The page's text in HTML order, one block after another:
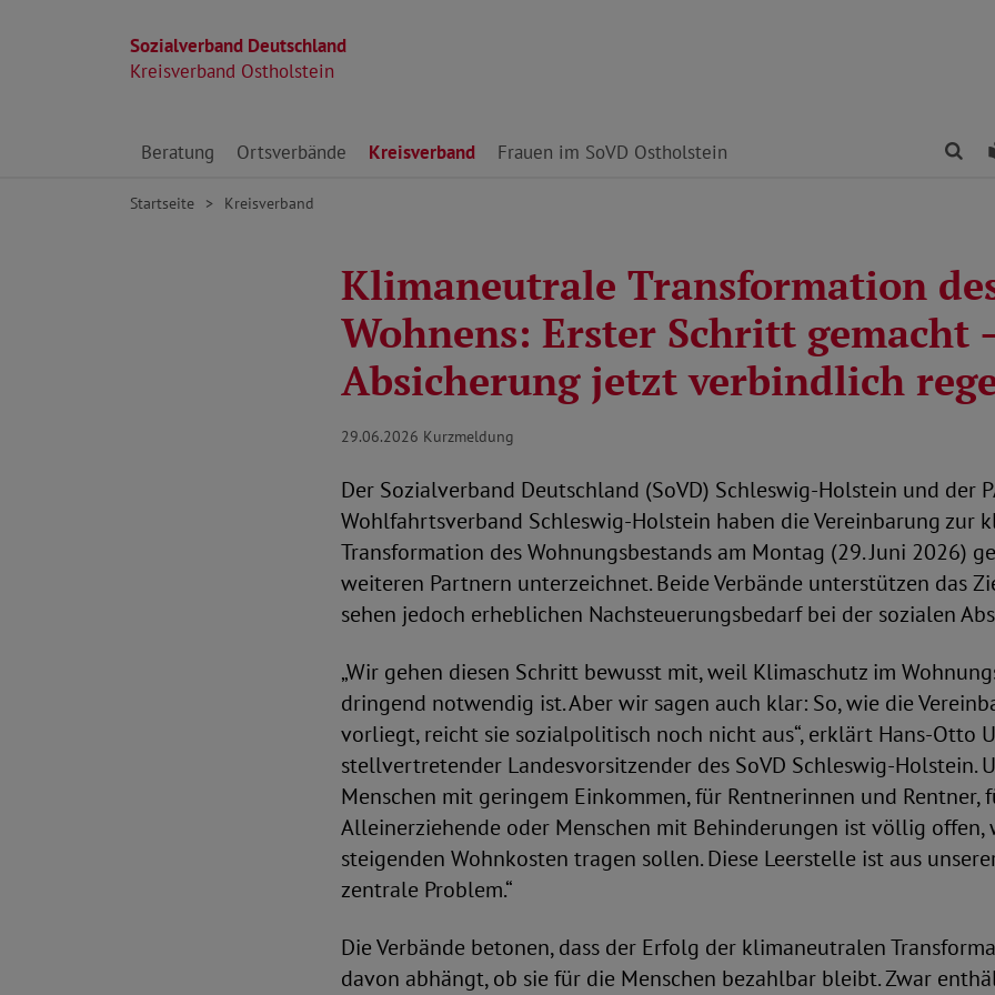
Sozialverband Deutschland
Kreisverband Ostholstein
Direkt zu den Inhalten springen
Beratung Ortsverbände Kreisverband Frauen im SoVD Ostholstein
Startseite Kreisverband
Klimaneutrale Transformation
Wohnens: Erster Schritt gemacht
Absicherung jetzt verbindlich
29.06.2026 Kurzmeldung
Der Sozialverband Deutschland (SoVD) Schleswig-Holstein und der
Wohlfahrtsverband Schleswig-Holstein haben die Vereinbarung zur
Transformation des Wohnungsbestands am Montag (29. Juni 2026)
weiteren Partnern unterzeichnet. Beide Verbände unterstützen das
sehen jedoch erheblichen Nachsteuerungsbedarf bei der sozialen
„Wir gehen diesen Schritt bewusst mit, weil Klimaschutz im
dringend notwendig ist. Aber wir sagen auch klar: So, wie die
vorliegt, reicht sie sozialpolitisch noch nicht aus“, erklärt Hans-Otto
stellvertretender Landesvorsitzender des SoVD Schleswig-Holstein.
Menschen mit geringem Einkommen, für Rentnerinnen und Rentner,
Alleinerziehende oder Menschen mit Behinderungen ist völlig offen,
steigenden Wohnkosten tragen sollen. Diese Leerstelle ist aus
zentrale Problem.“
Die Verbände betonen, dass der Erfolg der klimaneutralen
davon abhängt, ob sie für die Menschen bezahlbar bleibt. Zwar